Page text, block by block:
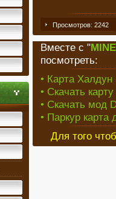
Просмотров: 2242
Вместе с "
посмотреть:
• Карта
• Скачать
• Скачать мод
• Паркур карта
Для того